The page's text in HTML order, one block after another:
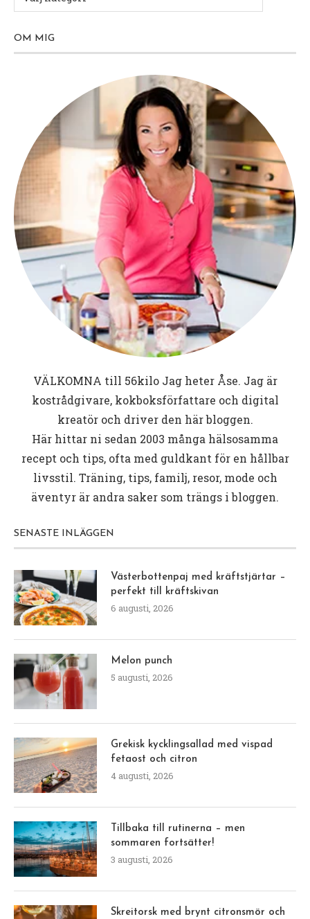
OM MIG
VÄLKOMNA till 56kiloJag heter Åse. Jag är
kostrådgivare, kokboksförfattare och digital
kreatör och driver den här bloggen.
Här hittar ni sedan 2003 många hälsosamma
recept och tips, ofta med guldkant för en hållbar
livsstil. Träning, tips, familj, resor, mode och
äventyr är andra saker som trängs i bloggen.
SENASTE INLÄGGEN
Västerbottenpaj med kräftstjärtar –
perfekt till kräftskivan
6 augusti, 2026
Melon punch
5 augusti, 2026
Grekisk kycklingsallad med vispad
fetaost och citron
4 augusti, 2026
Tillbaka till rutinerna – men
sommaren fortsätter!
3 augusti, 2026
Skreitorsk med brynt citronsmör och